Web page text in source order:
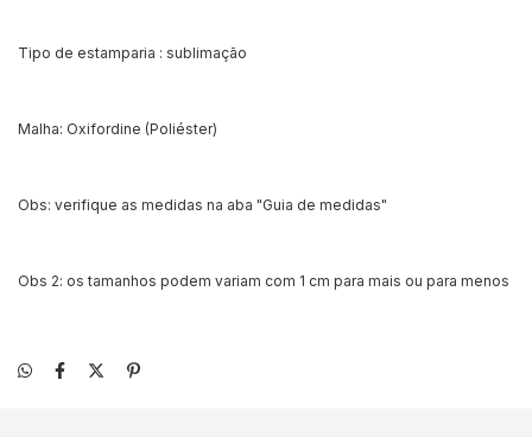
Tipo de estamparia : sublimação
Malha: Oxifordine (Poliéster)
Obs: verifique as medidas na aba "Guia de medidas"
Obs 2: os tamanhos podem variam com 1 cm para mais ou para menos